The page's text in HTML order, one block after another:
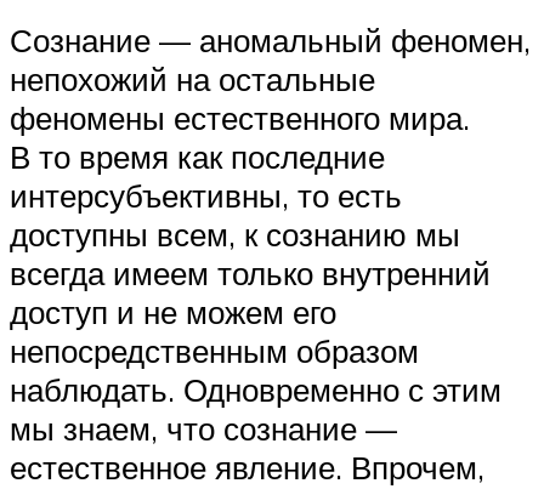
Сознание — аномальный феномен,
непохожий на остальные
феномены естественного мира.
В то время как последние
интерсубъективны, то есть
доступны всем, к сознанию мы
всегда имеем только внутренний
доступ и не можем его
непосредственным образом
наблюдать. Одновременно с этим
мы знаем, что сознание —
естественное явление. Впрочем,